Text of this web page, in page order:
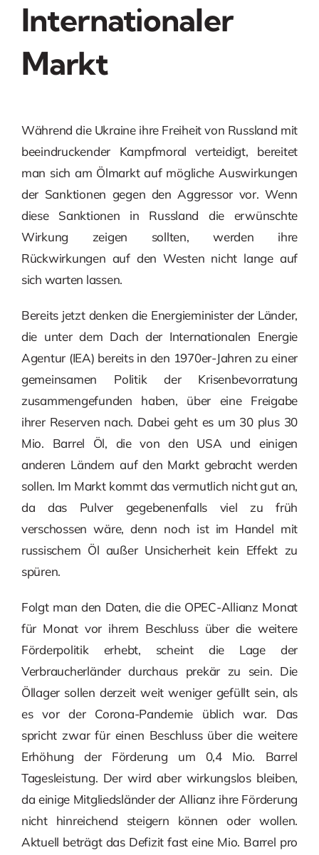
Internationaler
Markt
Während die Ukraine ihre Freiheit von Russland mit
beeindruckender Kampfmoral verteidigt, bereitet
man sich am Ölmarkt auf mögliche Auswirkungen
der Sanktionen gegen den Aggressor vor. Wenn
diese Sanktionen in Russland die erwünschte
Wirkung zeigen sollten, werden ihre
Rückwirkungen auf den Westen nicht lange auf
sich warten lassen.
Bereits jetzt denken die Energieminister der Länder,
die unter dem Dach der Internationalen Energie
Agentur (IEA) bereits in den 1970er-Jahren zu einer
gemeinsamen Politik der Krisenbevorratung
zusammengefunden haben, über eine Freigabe
ihrer Reserven nach. Dabei geht es um 30 plus 30
Mio. Barrel Öl, die von den USA und einigen
anderen Ländern auf den Markt gebracht werden
sollen. Im Markt kommt das vermutlich nicht gut an,
da das Pulver gegebenenfalls viel zu früh
verschossen wäre, denn noch ist im Handel mit
russischem Öl außer Unsicherheit kein Effekt zu
spüren.
Folgt man den Daten, die die OPEC-Allianz Monat
für Monat vor ihrem Beschluss über die weitere
Förderpolitik erhebt, scheint die Lage der
Verbraucherländer durchaus prekär zu sein. Die
Öllager sollen derzeit weit weniger gefüllt sein, als
es vor der Corona-Pandemie üblich war. Das
spricht zwar für einen Beschluss über die weitere
Erhöhung der Förderung um 0,4 Mio. Barrel
Tagesleistung. Der wird aber wirkungslos bleiben,
da einige Mitgliedsländer der Allianz ihre Förderung
nicht hinreichend steigern können oder wollen.
Aktuell beträgt das Defizit fast eine Mio. Barrel pro